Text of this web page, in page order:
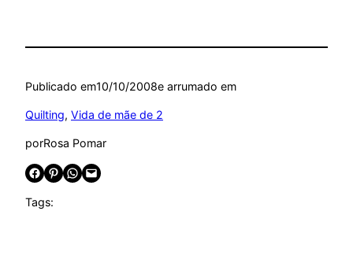
Publicado em10/10/2008e arrumado em
Quilting, Vida de mãe de 2
porRosa Pomar
Share on Facebook Share on Pinterest Share on WhatsApp Email this Page
Tags: